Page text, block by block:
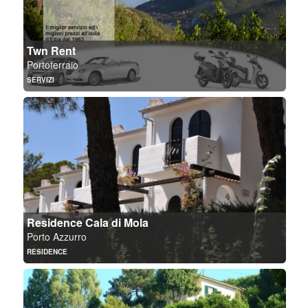
Dettagli
Appartamenti Tamerici Elbazzurra
Capoliveri
Appartamenti
Dettagli
Az. Agr. Montefabbrello
Portoferraio
Agriturismo
Twn Rent
Portoferraio
SERVIZI
Dettagli
Residence Cala di Mola
Porto Azzurro
RESIDENCE
Dettagli